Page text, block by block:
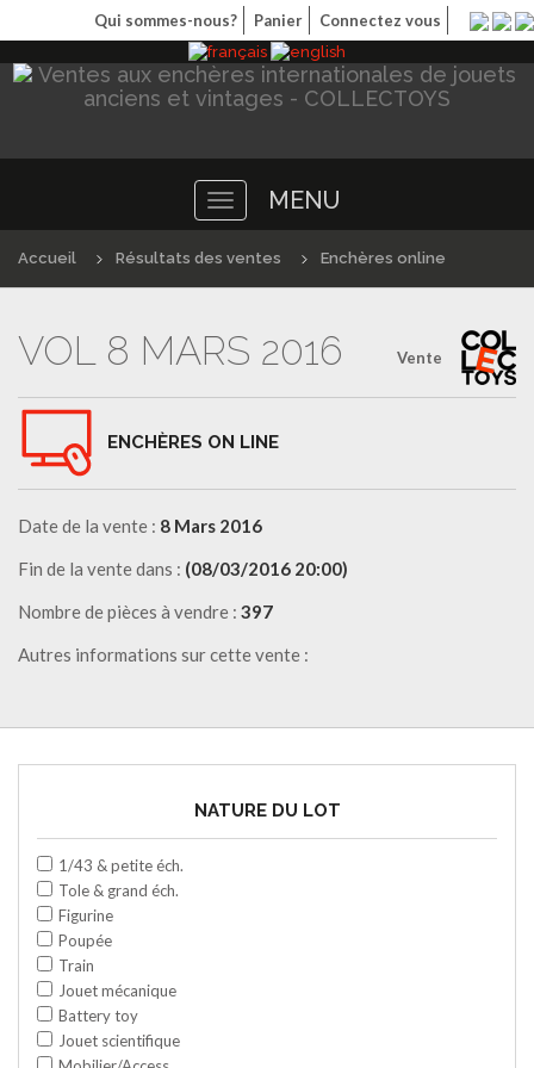
Qui sommes-nous? Panier Connectez vous
Toggle
navigation
MENU
Accueil Résultats des ventes Enchères online
Vente
VOL 8 MARS 2016
ENCHÈRES ON LINE
Date de la vente : 8 Mars 2016
Fin de la vente dans : (08/03/2016 20:00)
Nombre de pièces à vendre : 397
Autres informations sur cette vente :
NATURE DU LOT
1/43 & petite éch.
Tole & grand éch.
Figurine
Poupée
Train
Jouet mécanique
Battery toy
Jouet scientifique